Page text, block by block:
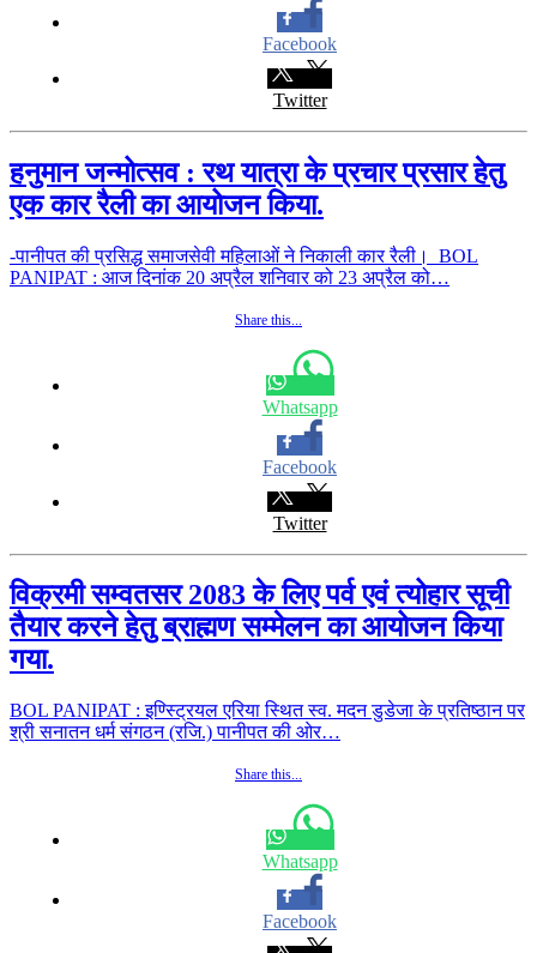
Facebook
Twitter
हनुमान जन्मोत्सव : रथ यात्रा के प्रचार प्रसार हेतु
एक कार रैली का आयोजन किया.
-पानीपत की प्रसिद्ध समाजसेवी महिलाओं ने निकाली कार रैली। BOL
PANIPAT : आज दिनांक 20 अप्रैल शनिवार को 23 अप्रैल को…
Share this...
Whatsapp
Facebook
Twitter
विक्रमी सम्वतसर 2083 के लिए पर्व एवं त्योहार सूची
तैयार करने हेतु ब्राह्मण सम्मेलन का आयोजन किया
गया.
BOL PANIPAT : इण्स्ट्रियल एरिया स्थित स्व. मदन डुडेजा के प्रतिष्ठान पर
श्री सनातन धर्म संगठन (रजि.) पानीपत की ओर…
Share this...
Whatsapp
Facebook